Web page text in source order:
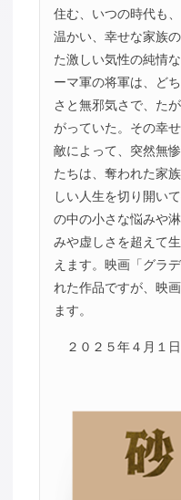
住む、いつの時代も
温かい、幸せな家族
た激しい気性の純情
ーマ軍の将軍は、ど
さと無邪気さで、た
がっていた。その幸
敵によって、突然無
たちは、奪われた家
しい人生を切り開い
の中の小さな悩みや
みや虚しさを超えて
えます。映画「グラ
れた作品ですが、映
ます。
２０２５年４月１日